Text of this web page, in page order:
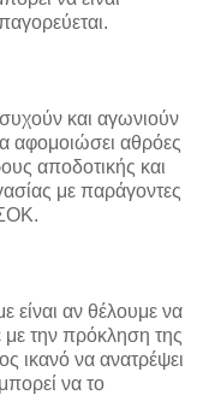
και αγωνιούν
αφομοιώσει αθρόες
αποδοτικής και
με παράγοντες
είναι αν θέλουμε να
με την πρόκληση της
ικανό να ανατρέψει
να το